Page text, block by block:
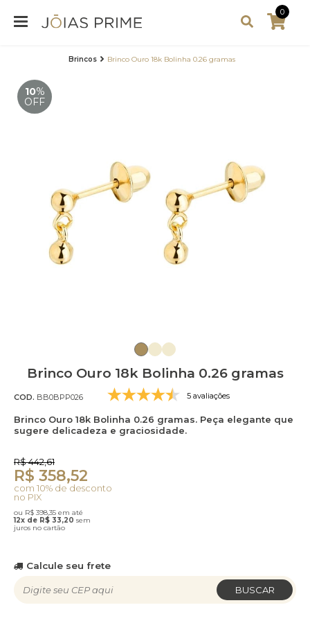
0
Brincos Brinco Ouro 18k Bolinha 0.26 gramas
10%
OFF
Brinco Ouro 18k Bolinha 0.26 gramas
COD. BB0BPP026 5 avaliações
Brinco Ouro 18k Bolinha 0.26 gramas. Peça elegante que
sugere delicadeza e graciosidade.
R$ 442,61
R$ 358,52
com 10% de desconto
no PIX
ou R$ 398,35 em até
12x de R$ 33,20 sem
juros no cartão
Calcule seu frete
BUSCAR